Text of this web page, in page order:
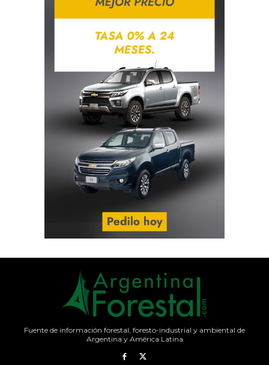
Fuente de información forestal, foresto-industrial y ambiental de
Argentina y América Latina